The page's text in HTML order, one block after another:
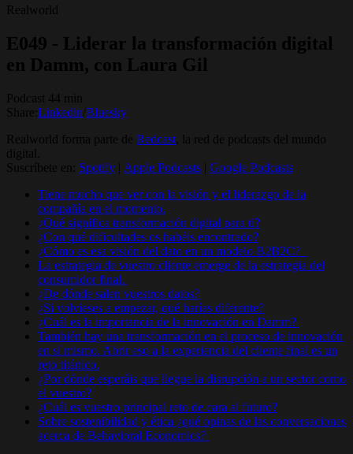
Realworld
E049 - Liderar la transformación digital
en Damm, con Laura Gil
Podcast 44 min
Share: Linkedin Bluesky
Realworld forma parte de Redcast , la red de podcasts del mundo
digital.
Suscríbete en: Spotify Apple Podcasts
Google Podcasts
Tiene mucho que ver con la visión y el liderazgo de la
compañía en el momento.
¿Qué significa transformación digital para ti?
¿Con qué dificultades os habéis encontrado?
¿Cómo es esa visión del dato en un modelo B2B2C?
La estrategia de vuestro cliente emerge de la estrategia del
consumidor final.
¿De dónde salen vuestros datos?
¿Si volvieses a empezar, qué harías diferente?
¿Cuál es la importancia de la innovación en Damm?
También hay una transformación en el proceso de innovación
en sí mismo. Abrir eso a la experiencia del cliente final es un
reto titánico.
¿Por dónde esperáis que llegue la disrupción a un sector como
el vuestro?
¿Cuál es vuestro principal reto de cara al futuro?
Sobre sostenibilidad y ética ¿qué opinas de las conversaciones
acerca de Behavioral Economics?